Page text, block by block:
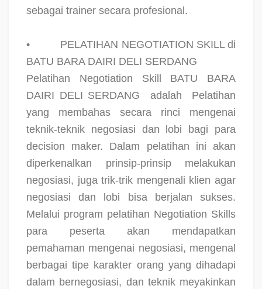
sebagai trainer secara profesional.
•
PELATIHAN NEGOTIATION SKILL di
BATU BARA DAIRI DELI SERDANG
Pelatihan Negotiation Skill BATU BARA
DAIRI DELI SERDANG
adalah
Pelatihan
yang membahas secara rinci mengenai
teknik-teknik negosiasi dan lobi bagi para
decision maker. Dalam pelatihan ini akan
diperkenalkan prinsip-prinsip melakukan
negosiasi, juga trik-trik mengenali klien agar
negosiasi dan lobi bisa berjalan sukses.
Melalui program pelatihan Negotiation Skills
para peserta akan mendapatkan
pemahaman mengenai negosiasi, mengenal
berbagai tipe karakter orang yang dihadapi
dalam bernegosiasi, dan teknik meyakinkan